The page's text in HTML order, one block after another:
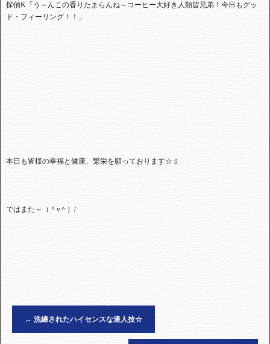
探偵K 「う～んこの香りたまらんね～コーヒー大好き人類皆兄弟！ 今日もグッ
ド・フィーリング！！」
本日も皆様の幸福と健康、繁栄を願っております☆ミ
ではまた～（＾ν＾） /
← 洗練されたハイセンスな達人技☆